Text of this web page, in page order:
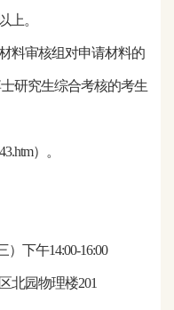
上。
料审核组对申请材料的
研究生综合考核的考生
）。
） 下午14:00-16:00
北园物理楼201